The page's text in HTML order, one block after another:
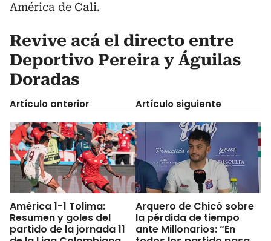
América de Cali.
Revive acá el directo entre
Deportivo Pereira y Águilas
Doradas
Artículo anterior
América 1-1 Tolima:
Resumen y goles del
partido de la jornada 11
Artículo siguiente
Arquero de Chicó sobre
la pérdida de tiempo
ante Millonarios: “En